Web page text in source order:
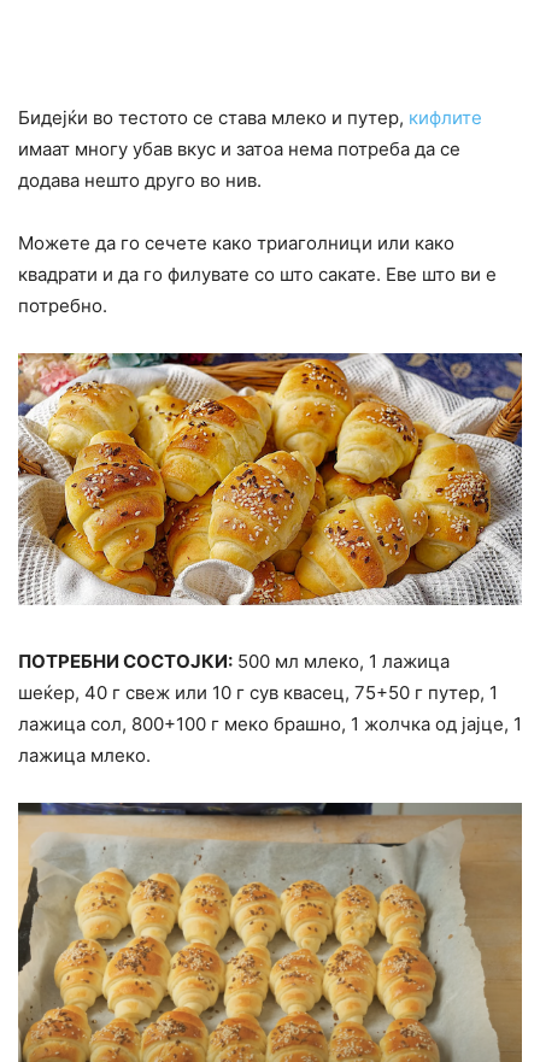
Бидејќи во тестото се става млеко и путер, кифлите
имаат многу убав вкус и затоа нема потреба да се
додава нешто друго во нив.
Можете да го сечете како триаголници или како
квадрати и да го филувате со што сакате. Еве што ви е
потребно.
ПОТРЕБНИ СОСТОЈКИ: 500 мл млеко, 1 лажица
шеќер, 40 г свеж или 10 г сув квасец, 75+50 г путер, 1
лажица сол, 800+100 г меко брашно, 1 жолчка од јајце, 1
лажица млеко.